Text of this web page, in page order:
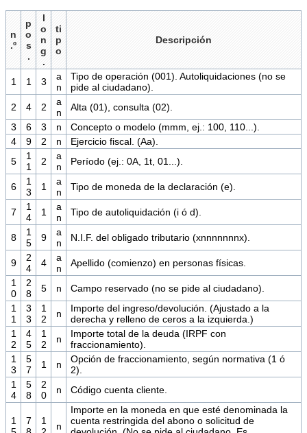
n
.º
p
o
s
.
l
o
n
g
.
ti
p
o
Descripción
1 1 3
a
n
Tipo de operación (001). Autoliquidaciones (no se
pide al ciudadano).
2
4 2
a
n
Alta (01), consulta (02).
3
6 3 n
Concepto o modelo (mmm, ej.: 100, 110...).
4
9 2 n
Ejercicio fiscal. (Aa).
5
1
1
2
a
n
Período (ej.: 0A, 1t, 01...).
6
1
3
1
a
n
Tipo de moneda de la declaración (e).
7
1
4
1
a
n
Tipo de autoliquidación (i ó d).
8
1
5
9
a
n
N.I.F. del obligado tributario (xnnnnnnnx).
9
2
4
4
a
n
Apellido (comienzo) en personas físicas.
1
0
2
8
5 n
Campo reservado (no se pide al ciudadano).
1
1
3
3
1
2
n
Importe del ingreso/devolución. (Ajustado a la
derecha y relleno de ceros a la izquierda.)
1
2
4
5
1
2
n
Importe total de la deuda (IRPF con
fraccionamiento).
1
3
5
7
1 n
Opción de fraccionamiento, según normativa (1 ó
2).
1
4
5
8
2
0
n Código cuenta cliente.
1
7
1
n
Importe en la moneda en que esté denominada la
cuenta restringida del abono o solicitud de